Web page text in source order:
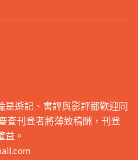
是遊記、書評與影評都歡迎同
查刊登者將薄致稿酬，刊登
益。